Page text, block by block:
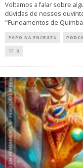
Voltamos a falar sobre
dúvidas de nossos
"Fundamentos de
PAPO NA ENCRUZA
0